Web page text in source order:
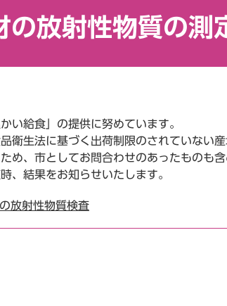
の放射性物質の測
い給食」の提供に努めています。
衛生法に基づく出荷制限のされていない
め、市としてお問合わせのあったものも
、結果をお知らせいたします。
放射性物質検査